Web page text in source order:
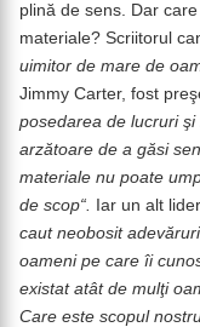
plină de sens. Dar
materiale? Scriitorul
uimitor de mare de
Jimmy Carter, fost
posedarea de lucruri
arzătoare de a găsi
materiale nu poate
de scop“.
Iar un alt
caut neobosit
oameni pe care îi
existat atât de mulţi
Care este scopul